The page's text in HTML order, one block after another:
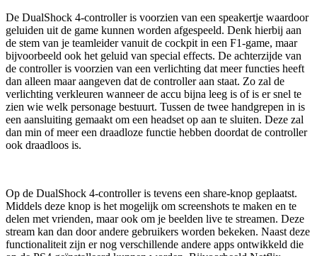
De DualShock 4-controller is voorzien van een speakertje waardoor
geluiden uit de game kunnen worden afgespeeld. Denk hierbij aan
de stem van je teamleider vanuit de cockpit in een F1-game, maar
bijvoorbeeld ook het geluid van special effects. De achterzijde van
de controller is voorzien van een verlichting dat meer functies heeft
dan alleen maar aangeven dat de controller aan staat. Zo zal de
verlichting verkleuren wanneer de accu bijna leeg is of is er snel te
zien wie welk personage bestuurt. Tussen de twee handgrepen in is
een aansluiting gemaakt om een headset op aan te sluiten. Deze zal
dan min of meer een draadloze functie hebben doordat de controller
ook draadloos is.
Op de DualShock 4-controller is tevens een share-knop geplaatst.
Middels deze knop is het mogelijk om screenshots te maken en te
delen met vrienden, maar ook om je beelden live te streamen. Deze
stream kan dan door andere gebruikers worden bekeken. Naast deze
functionaliteit zijn er nog verschillende andere apps ontwikkeld die